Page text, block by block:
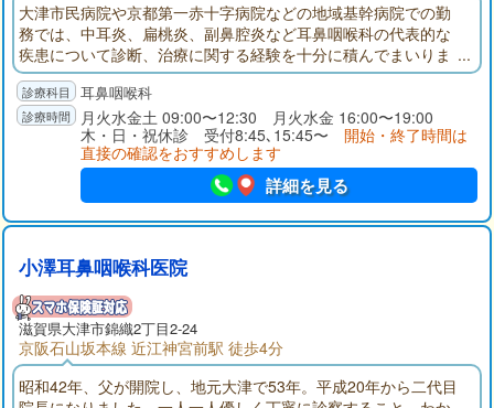
大津市民病院や京都第一赤十字病院などの地域基幹病院での勤
務では、中耳炎、扁桃炎、副鼻腔炎など耳鼻咽喉科の代表的な
疾患について診断、治療に関する経験を十分に積んでまいりま
した。なかでものどの問題(声が嗄れる、飲みこみにくい)を専門
としております。開院に当たって、診察用顕微鏡、内視鏡、エ
コーなどの診療機器は大病院と遜色のない高性能モデルを備え
ました。良質の医療を身近に提供させていただくことが可能で
耳鼻咽喉科
月火水金土 09:00〜12:30 月火水金 16:00〜19:00
木・日・祝休診 受付8:45､15:45〜 開始・終了時間は
直接の確認をおすすめします
詳細を見る
小澤耳鼻咽喉科医院
滋賀県大津市錦織2丁目2-24
京阪石山坂本線 近江神宮前駅 徒歩4分
昭和42年、父が開院し、地元大津で53年。平成20年から二代目